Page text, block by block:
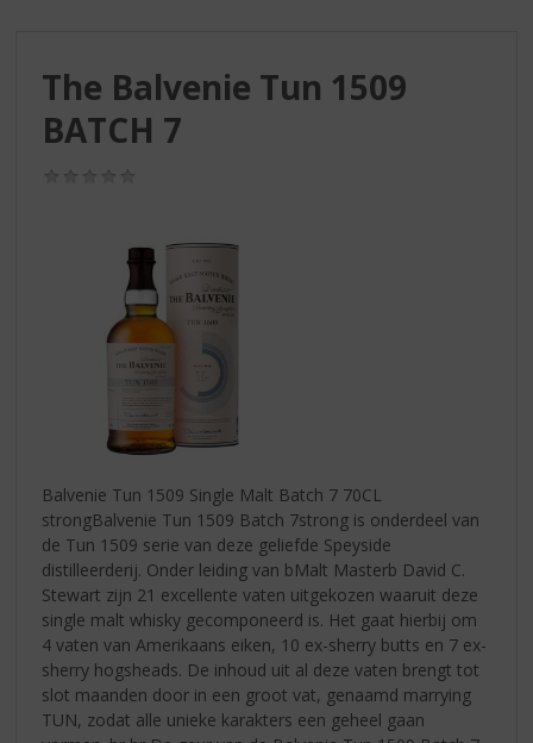
The Balvenie Tun 1509
BATCH 7
Balvenie Tun 1509 Single Malt Batch 7 70CL
strongBalvenie Tun 1509 Batch 7strong is onderdeel van
de Tun 1509 serie van deze geliefde Speyside
distilleerderij. Onder leiding van bMalt Masterb David C.
Stewart zijn 21 excellente vaten uitgekozen waaruit deze
single malt whisky gecomponeerd is. Het gaat hierbij om
4 vaten van Amerikaans eiken, 10 ex-sherry butts en 7 ex-
sherry hogsheads. De inhoud uit al deze vaten brengt tot
slot maanden door in een groot vat, genaamd marrying
TUN, zodat alle unieke karakters een geheel gaan